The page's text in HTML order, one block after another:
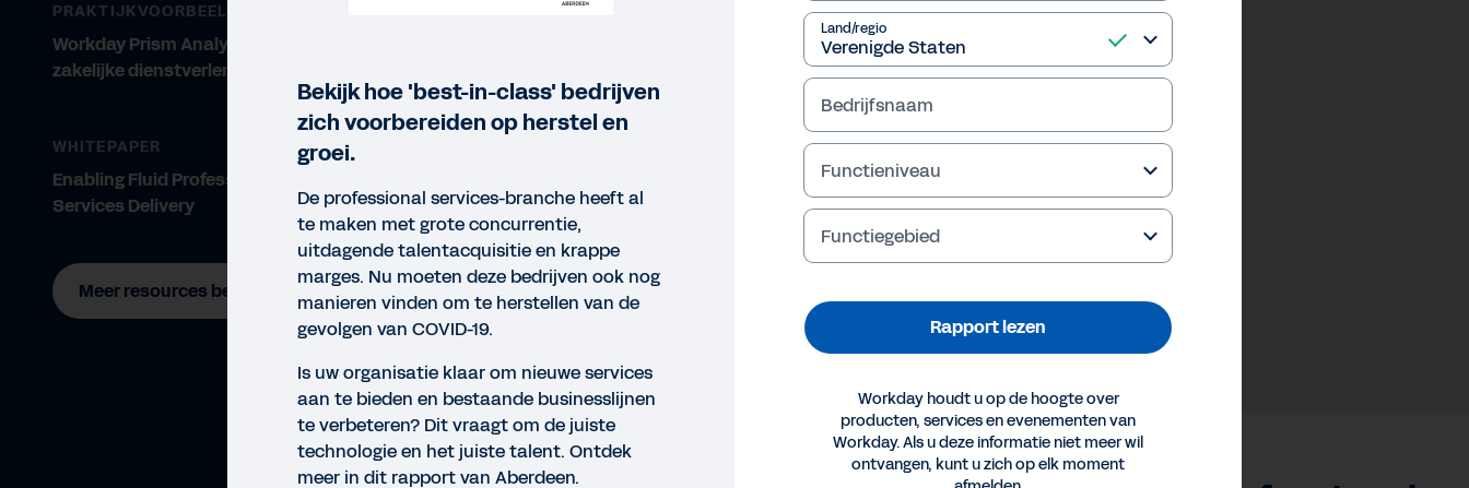
RAPPORT
PRAKTIJKVOORBEELD
Workday Prism Analytics voor
zakelijke dienstverleners
WHITEPAPER
Enabling Fluid Professional
Services Delivery
Meer resources bekijken
Land/regio
Bedrijfsnaam
Functieniveau
Functiegebied
Rapport lezen
Workday houdt u op de hoogte over
producten, services en evenementen van
Workday. Als u deze informatie niet meer wil
ontvangen, kunt u zich op elk moment
Bekijk hoe 'best-in-class' bedrijven
zich voorbereiden op herstel en
groei.
De professional services-branche heeft al
te maken met grote concurrentie,
uitdagende talentacquisitie en krappe
marges. Nu moeten deze bedrijven ook nog
manieren vinden om te herstellen van de
gevolgen van COVID-19.
Is uw organisatie klaar om nieuwe services
aan te bieden en bestaande businesslijnen
te verbeteren? Dit vraagt om de juiste
technologie en het juiste talent. Ontdek
meer in dit rapport van Aberdeen.